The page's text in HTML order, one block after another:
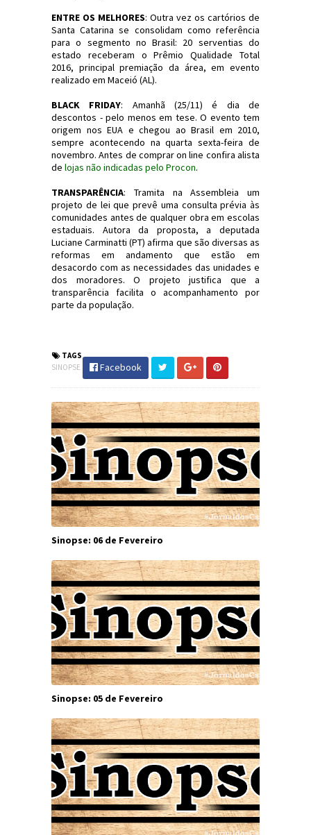
ENTRE OS MELHORES: Outra vez os cartórios de
Santa Catarina se consolidam como referência
para o segmento no Brasil: 20 serventias do
estado receberam o Prêmio Qualidade Total
2016, principal premiação da área, em evento
realizado em Maceió (AL).
BLACK FRIDAY: Amanhã (25/11) é dia de
descontos - pelo menos em tese. O evento tem
origem nos EUA e chegou ao Brasil em 2010,
sempre acontecendo na quarta sexta-feira de
novembro. Antes de comprar on line confira alista
de lojas não indicadas pelo Procon.
TRANSPARÊNCIA: Tramita na Assembleia um
projeto de lei que prevê uma consulta prévia às
comunidades antes de qualquer obra em escolas
estaduais. Autora da proposta, a deputada
Luciane Carminatti (PT) afirma que são diversas as
reformas em andamento que estão em
desacordo com as necessidades das unidades e
dos moradores. O projeto justifica que a
transparência facilita o acompanhamento por
parte da população.
TAGS
SINOPSE
Facebook
Sinopse: 06 de Fevereiro
Sinopse: 05 de Fevereiro